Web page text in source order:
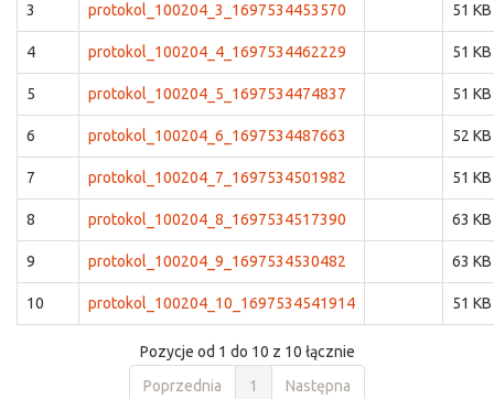
3 protokol_100204_3_1697534453570 51 KB
4 protokol_100204_4_1697534462229 51 KB
5 protokol_100204_5_1697534474837 51 KB
6 protokol_100204_6_1697534487663 52 KB
7 protokol_100204_7_1697534501982 51 KB
8 protokol_100204_8_1697534517390 63 KB
9 protokol_100204_9_1697534530482 63 KB
10 protokol_100204_10_1697534541914 51 KB
Pozycje od 1 do 10 z 10 łącznie
Poprzednia
1 Następna